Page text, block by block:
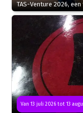
TAS-Venture 2026,
Van 13 juli 2026 tot 13